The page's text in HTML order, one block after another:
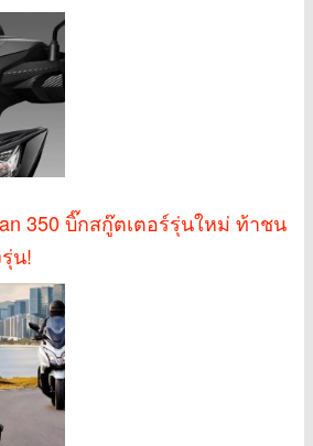
350 บิ๊กสกู๊ตเตอร์รุ่นใหม่ ท้าชน
น!